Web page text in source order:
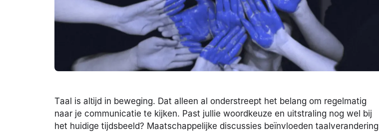
Taal is altijd in beweging. Dat alleen al onderstreept het belang om regelmatig
naar je communicatie te kijken. Past jullie woordkeuze en uitstraling nog wel bij
het huidige tijdsbeeld? Maatschappelijke discussies beïnvloeden taalverandering